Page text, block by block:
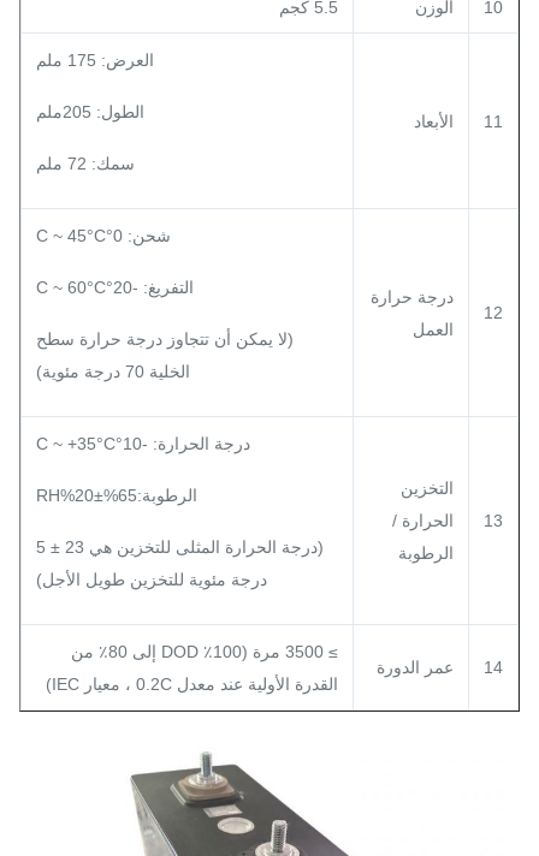
10 الوزن 5.5 كجم
11 الأبعاد
العرض: 175 ملم
الطول: 205ملم
سمك: 72 ملم
12
درجة حرارة
العمل
شحن: 0°C ~ 45°C
التفريغ: -20°C ~ 60°C
(لا يمكن أن تتجاوز درجة حرارة سطح
الخلية 70 درجة مئوية)
13
التخزين
الحرارة /
الرطوبة
درجة الحرارة: -10°C ~ +35°C
الرطوبة:65%±20%RH
(درجة الحرارة المثلى للتخزين هي 23 ± 5
درجة مئوية للتخزين طويل الأجل)
14 عمر الدورة
≥ 3500 مرة (100٪ DOD إلى 80٪ من
القدرة الأولية عند معدل 0.2C ، معيار IEC)